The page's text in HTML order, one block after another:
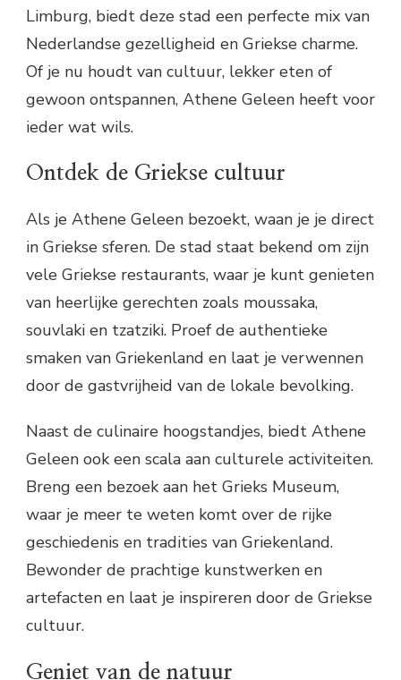
Limburg, biedt deze stad een perfecte mix van
Nederlandse gezelligheid en Griekse charme.
Of je nu houdt van cultuur, lekker eten of
gewoon ontspannen, Athene Geleen heeft voor
ieder wat wils.
Ontdek de Griekse cultuur
Als je Athene Geleen bezoekt, waan je je direct
in Griekse sferen. De stad staat bekend om zijn
vele Griekse restaurants, waar je kunt genieten
van heerlijke gerechten zoals moussaka,
souvlaki en tzatziki. Proef de authentieke
smaken van Griekenland en laat je verwennen
door de gastvrijheid van de lokale bevolking.
Naast de culinaire hoogstandjes, biedt Athene
Geleen ook een scala aan culturele activiteiten.
Breng een bezoek aan het Grieks Museum,
waar je meer te weten komt over de rijke
geschiedenis en tradities van Griekenland.
Bewonder de prachtige kunstwerken en
artefacten en laat je inspireren door de Griekse
cultuur.
Geniet van de natuur